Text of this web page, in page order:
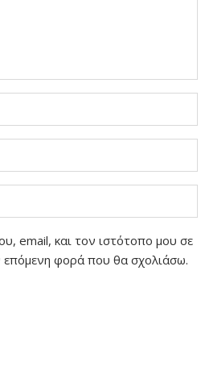
email, και τον ιστότοπο μου σε
φορά που θα σχολιάσω.